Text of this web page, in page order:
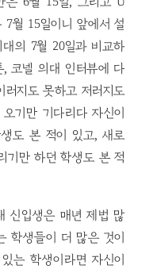
월 15일이니 앞에서 설
의 7월 20일과 비교하
코넬 의대 인터뷰에 다
지도 못하고 저러지도
기만 기다리다 자신이
도 본 적이 있고, 새로
기만 하던 학생도 본 적
신입생은 매년 제법 많
학생들이 더 많은 것이
는 학생이라면 자신이